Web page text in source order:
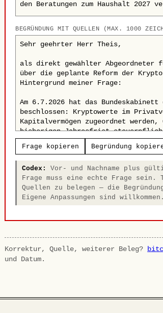
BEGRÜNDUNG MIT QUELLEN (MAX. 1000
Frage kopieren Begründung
Codex:
Vor- und Nachname plus
Frage muss eine echte Frage
Quellen zu belegen — die
Eigene Anpassungen sind willkommen.
Korrektur, Quelle, weiterer Beleg?
und Datum.